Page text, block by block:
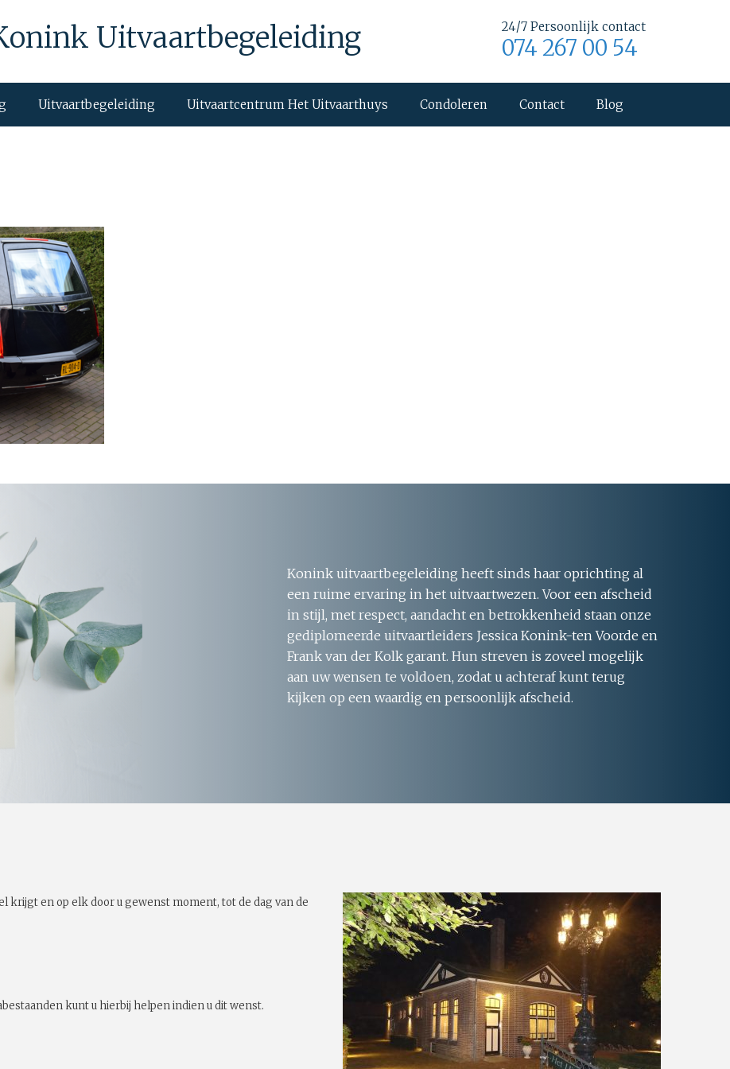
Uitvaartbegeleiding 24/7 Persoonlijk contact
074 267 00 54
Uitvaartbegeleiding Uitvaartcentrum Het Uitvaarthuys Condoleren Contact Blog
Konink uitvaartbegeleiding heeft sinds haar oprichting al
een ruime ervaring in het uitvaartwezen. Voor een afscheid
in stijl, met respect, aandacht en betrokkenheid staan onze
gediplomeerde uitvaartleiders Jessica Konink-ten Voorde en
Frank van der Kolk garant. Hun streven is zoveel mogelijk
aan uw wensen te voldoen, zodat u achteraf kunt terug
kijken op een waardig en persoonlijk afscheid.
krijgt en op elk door u gewenst moment, tot de dag van de
kunt u hierbij helpen indien u dit wenst.